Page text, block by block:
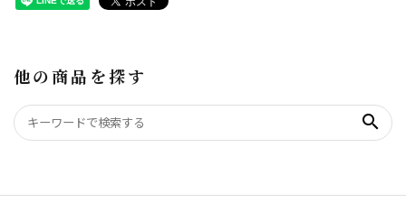
他の商品を探す
search